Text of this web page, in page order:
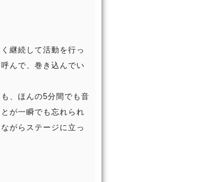
継続して活動を行っ
んで、巻き込んでい
、ほんの5分間でも音
が一瞬でも忘れられ
がらステージに立っ